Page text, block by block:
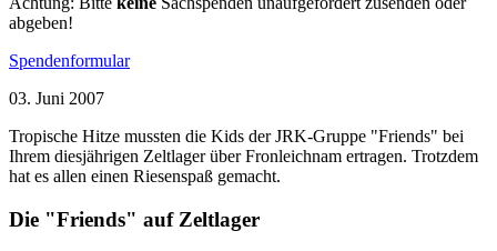
abgeben!
Spendenformular
03. Juni 2007
Tropische Hitze mussten die Kids der JRK-Gruppe "Friends" bei
Ihrem diesjährigen Zeltlager über Fronleichnam ertragen. Trotzdem
hat es allen einen Riesenspaß gemacht.
Die "Friends" auf Zeltlager